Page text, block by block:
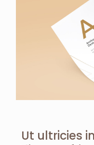
Ut ultricies